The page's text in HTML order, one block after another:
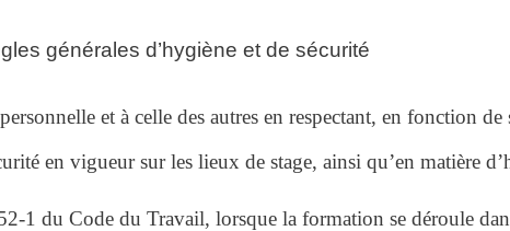
générales d’hygiène et de sécurité
et à celle des autres en respectant, en fonction
en vigueur sur les lieux de stage, ainsi qu’en matière
1 du Code du Travail, lorsque la formation se déroule